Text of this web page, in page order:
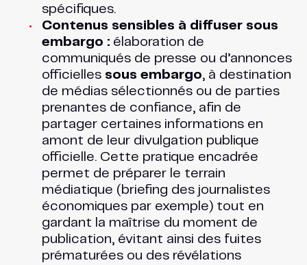
spécifiques.
Contenus sensibles à diffuser sous
embargo :élaboration de
communiqués de presse ou d’annonces
officielles sous embargo, à destination
de médias sélectionnés ou de parties
prenantes de confiance, afin de
partager certaines informations en
amont de leur divulgation publique
officielle. Cette pratique encadrée
permet de préparer le terrain
médiatique (briefing des journalistes
économiques par exemple) tout en
gardant la maîtrise du moment de
publication, évitant ainsi des fuites
prématurées ou des révélations